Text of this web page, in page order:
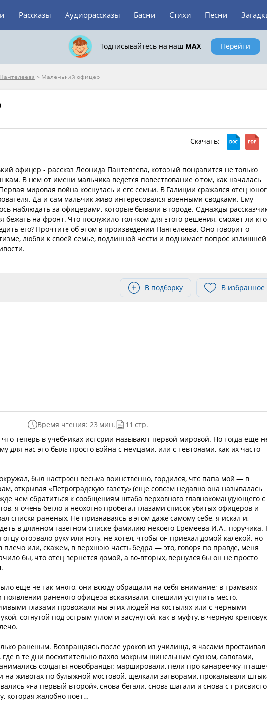
Рассказы Аудиорассказы Басни Стихи Песни
Подписывайтесь на наш MAX Перейти
> Маленький офицер
Скачать:
офицер - рассказ Леонида Пантелеева, который понравится не только
В нем от имени мальчика ведется повествование о том, как началась
мировая война коснулась и его семьи. В Галиции сражался отец
Да и сам мальчик живо интересовался военными сводками. Ему
наблюдать за офицерами, которые бывали в городе. Однажды
бежать на фронт. Что послужило толчком для этого решения, сможет ли
его? Прочтите об этом в произведении Пантелеева. Оно говорит о
любви к своей семье, подлинной чести и поднимает вопрос излишней
В подборку В избранное
Время чтения: 23 мин.
11 стр.
теперь в учебниках истории называют первой мировой. Но тогда еще
для нас это была просто война с немцами, или с тевтонами, как их часто
был настроен весьма воинственно, гордился, что папа мой — в
открывая «Петроградскую газету» (еще совсем недавно она называлась
чем обратиться к сообщениям штаба верховного главнокомандующего с
я очень бегло и неохотно пробегал глазами список убитых офицеров и
списки раненых. Не признаваясь в этом даже самому себе, я искал и,
в длинном газетном списке фамилию некоего Еремеева И.А., поручика.
оторвало руку или ногу, не хотел, чтобы он приехал домой калекой, но
плечо или, скажем, в верхнюю часть бедра — это, говоря по правде, меня
бы, что отец вернется домой, а во-вторых, вернулся бы он не просто
еще не так много, они всюду обращали на себя внимание; в трамваях
раненого офицера вскакивали, спешили уступить место.
глазами провожали мы этих людей на костылях или с черными
согнутой под острым углом и засунутой, как в муфту, в черную
раненым. Возвращаясь после уроков из училища, я часами простаивал
в те дни восхитительно пахло мокрым шинельным сукном, сапогами,
солдаты-новобранцы: маршировали, пели про канареечку-
на животах по булыжной мостовой, щелкали затворами, прокалывали
«на первый-второй», снова бегали, снова шагали и снова с
которая жалобно поет…